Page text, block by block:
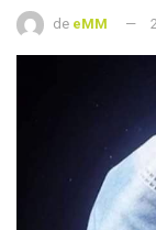
de eMM